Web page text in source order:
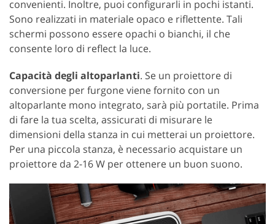
convenienti. Inoltre, puoi configurarli in pochi istanti.
Sono realizzati in materiale opaco e riflettente. Tali
schermi possono essere opachi o bianchi, il che
consente loro di reflect la luce.
Capacità degli altoparlanti. Se un proiettore di
conversione per furgone viene fornito con un
altoparlante mono integrato, sarà più portatile. Prima
di fare la tua scelta, assicurati di misurare le
dimensioni della stanza in cui metterai un proiettore.
Per una piccola stanza, è necessario acquistare un
proiettore da 2-16 W per ottenere un buon suono.